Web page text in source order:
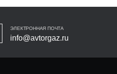
ЭЛЕКТРОННАЯ ПОЧТА
info@avtorgaz.ru